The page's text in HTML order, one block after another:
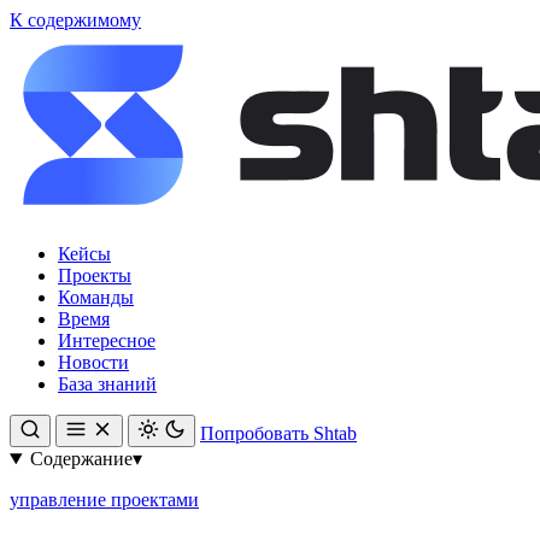
К содержимому
Кейсы
Проекты
Команды
Время
Интересное
Новости
База знаний
Попробовать Shtab
Содержание▾
управление проектами